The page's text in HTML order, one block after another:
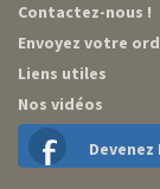
Contactez-nous !
Envoyez votre
Liens utiles
Nos vidéos